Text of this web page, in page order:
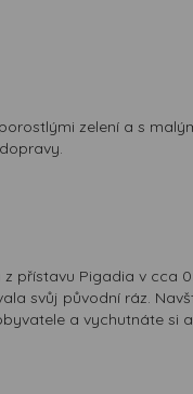
zelení a s
přístavu Pigadia v cca
svůj původní ráz.
a vychutnáte si